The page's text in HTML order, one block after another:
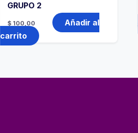
GRUPO 2
$ 100,00
Añadir al
carrito